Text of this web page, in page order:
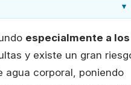
▾
especialmente a los
y existe un gran
agua corporal, poniendo